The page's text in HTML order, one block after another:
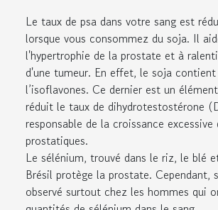
Le taux de psa dans votre sang est
lorsque vous consommez du soja. Il
l'hypertrophie de la prostate et à
d'une tumeur. En effet, le soja contient
l’isoflavones. Ce dernier est un
réduit le taux de dihydrotestostérone
responsable de la croissance excessive
prostatiques.
Le sélénium, trouvé dans le riz, le blé
Brésil protège la prostate. Cependant,
observé surtout chez les hommes qui